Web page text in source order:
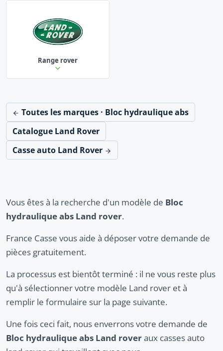
Range rover
Toutes les marques · Bloc hydraulique abs
Catalogue Land Rover
Casse auto Land Rover
Vous êtes à la recherche d'un modèle de Bloc
hydraulique abs Land rover.
France Casse vous aide à déposer votre demande de
pièces gratuitement.
La processus est bientôt terminé : il ne vous reste plus
qu'à sélectionner votre modèle Land rover et à
remplir le formulaire sur la page suivante.
Une fois ceci fait, nous enverrons votre demande de
Bloc hydraulique abs Land roveraux casses auto